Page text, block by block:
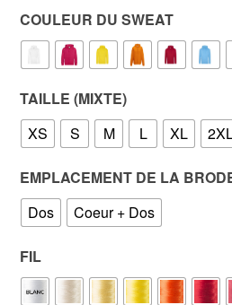
prix :
47.00€
à
54.00€
COULEUR DU SWEAT
TAILLE (MIXTE)
XS
S M L XL
EMPLACEMENT DE LA
Dos
Coeur + Dos
FIL